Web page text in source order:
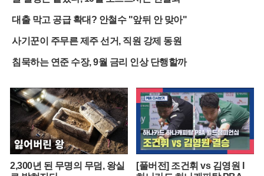
대출 막고 공급 확대? 안철수 "앞뒤 안 맞아"
사기꾼이 주무른 제주 선거, 직원 강제 동원
침묵하는 연준 수장, 9월 금리 인상 단행할까
2,300년 된 무명의 무덤, 왕실
[풀버전] 조건휘 vs 김영원 I